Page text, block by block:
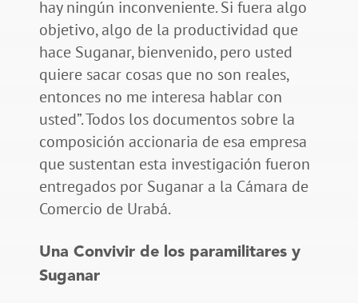
hay ningún inconveniente. Si fuera algo
objetivo, algo de la productividad que
hace Suganar, bienvenido, pero usted
quiere sacar cosas que no son reales,
entonces no me interesa hablar con
usted”. Todos los documentos sobre la
composición accionaria de esa empresa
que sustentan esta investigación fueron
entregados por Suganar a la Cámara de
Comercio de Urabá.
Una Convivir de los paramilitares y
Suganar